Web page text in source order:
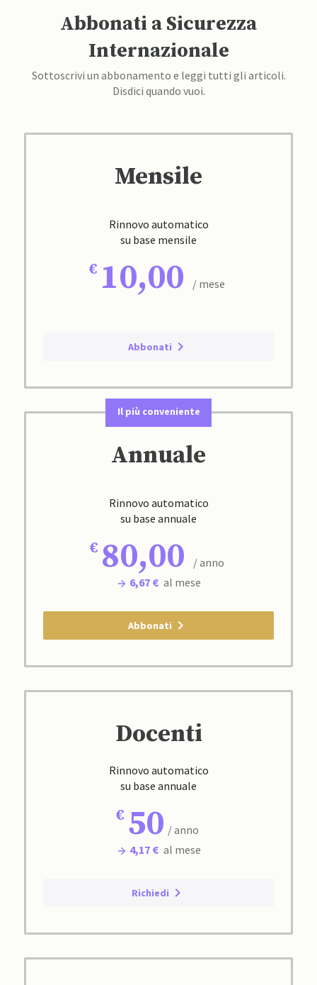
Abbonati a Sicurezza
Internazionale
Sottoscrivi un abbonamento e leggi tutti gli articoli.
Disdici quando vuoi.
Mensile
Rinnovo automatico
su base mensile
10,00 / mese
Abbonati
Il più conveniente
Annuale
Rinnovo automatico
su base annuale
80,00
/ anno
6,67 € al mese
Abbonati
Docenti
Rinnovo automatico
su base annuale
50 / anno
4,17 € al mese
Richiedi